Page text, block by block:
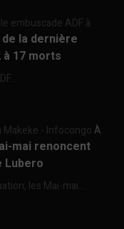
embuscade ADF à
de la dernière
à 17 morts
Makeke - InfocongoÀ
mai renoncent
Lubero
les Mai-mai...